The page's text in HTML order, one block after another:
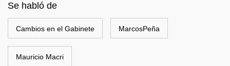
Se habló de
Cambios en el Gabinete MarcosPeña
Mauricio Macri